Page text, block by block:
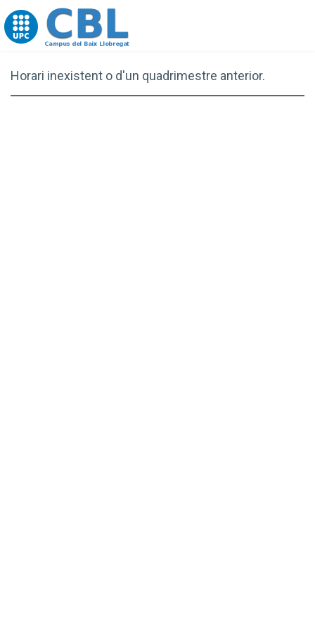
Go to upc.edu
Horari inexistent o d'un quadrimestre anterior.